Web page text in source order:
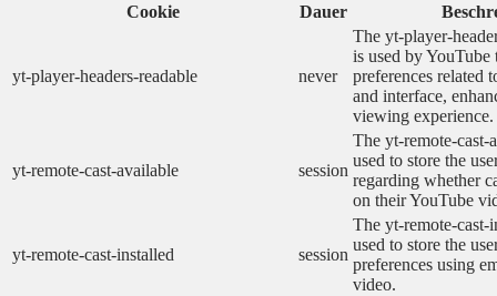
Cookie
Dauer
yt-player-headers-readable never
The yt-player-
is used by YouTube
preferences related
and interface,
viewing experience.
yt-remote-cast-available session
The yt-remote-cast-
used to store the
regarding whether
on their YouTube
yt-remote-cast-installed session
The yt-remote-cast-
used to store the
preferences using
video.